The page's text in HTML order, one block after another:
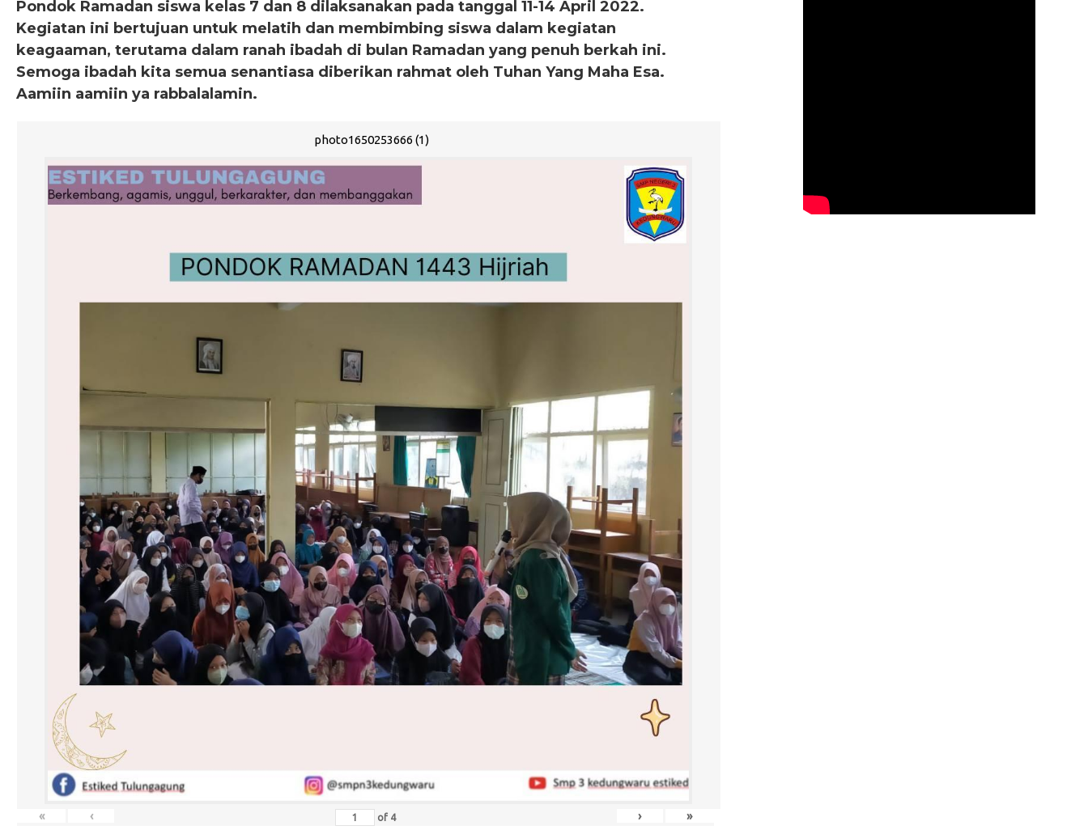
Pondok Ramadan siswa kelas 7 dan 8 dilaksanakan pada tanggal 11-14 April 2022.
Kegiatan ini bertujuan untuk melatih dan membimbing siswa dalam kegiatan
keagaaman, terutama dalam ranah ibadah di bulan Ramadan yang penuh berkah ini.
Semoga ibadah kita semua senantiasa diberikan rahmat oleh Tuhan Yang Maha Esa.
Aamiin aamiin ya rabbalalamin.
photo1650253666 (1)
« ‹ of 4 › »